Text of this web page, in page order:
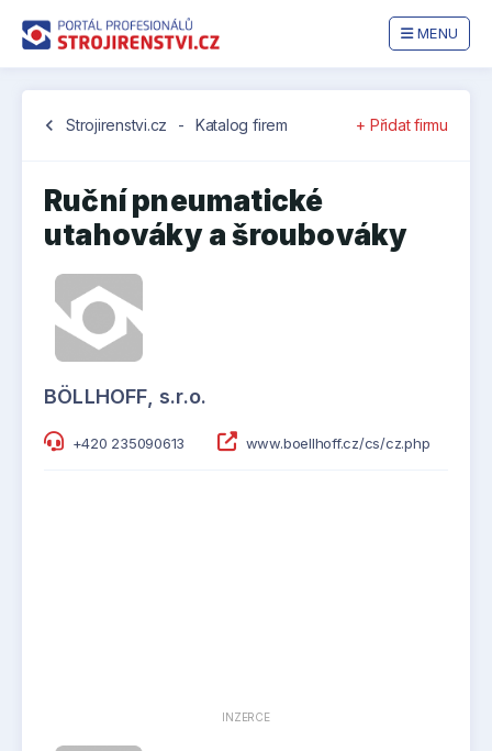
MENU
chevron_left Strojirenstvi.cz - Katalog firem + Přidat firmu
Ruční pneumatické
utahováky a šroubováky
BÖLLHOFF, s.r.o.
+420 235090613 www.boellhoff.cz/cs/cz.php
INZERCE